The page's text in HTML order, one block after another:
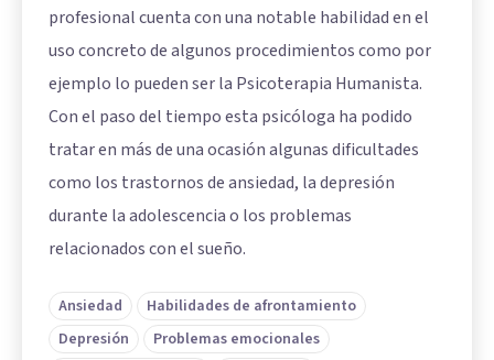
profesional cuenta con una notable habilidad en el
uso concreto de algunos procedimientos como por
ejemplo lo pueden ser la Psicoterapia Humanista.
Con el paso del tiempo esta psicóloga ha podido
tratar en más de una ocasión algunas dificultades
como los trastornos de ansiedad, la depresión
durante la adolescencia o los problemas
relacionados con el sueño.
Ansiedad
Habilidades de afrontamiento
Depresión
Problemas emocionales